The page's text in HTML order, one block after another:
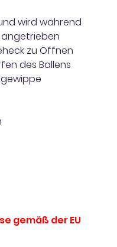
wird während
zu Öffnen
des Ballens
gemäß der EU